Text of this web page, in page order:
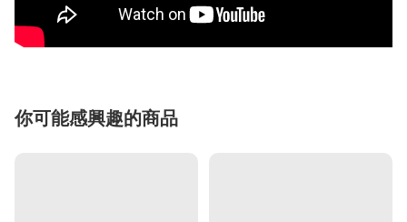
你可能感興趣的商品